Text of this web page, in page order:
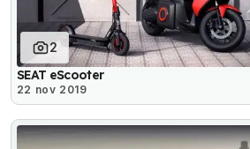
2
SEAT eScooter
22 nov 2019